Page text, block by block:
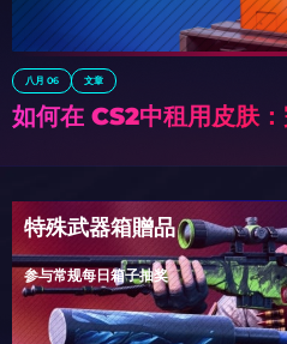
八月 06 文章
如何在 CS2中租用皮肤
特殊武器箱贈品
参与常规每日箱子抽奖